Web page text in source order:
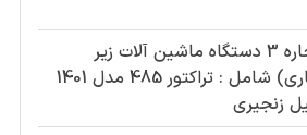
مزایده اجاره 3 دستگاه ماشین آلات زیر
قیمت (دهیاری) شامل : تراکتور 485 مدل 1401
زنجیری